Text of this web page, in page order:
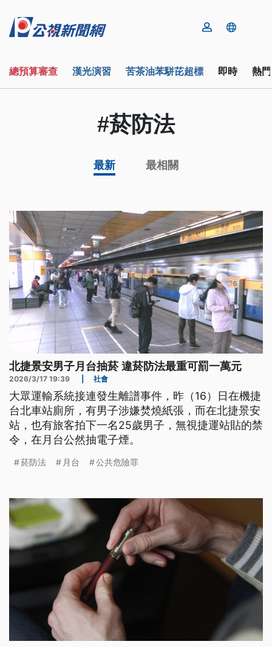
總預算審查 漢光演習 苦茶油苯駢芘超標 即時 熱
#菸防法
最新 最相關
北捷景安男子月台抽菸 違菸防法最重可罰一萬元
2026/3/17 19:39 社會
大眾運輸系統接連發生離譜事件，昨（16）日在機捷
台北車站廁所，有男子涉嫌焚燒紙張，而在北捷景安
站，也有旅客拍下一名25歲男子，無視捷運站貼的禁
令，在月台公然抽電子煙。
菸防法 月台 公共危險罪